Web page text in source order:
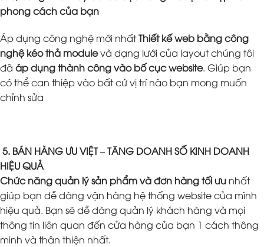
phong cách của bạn
Áp dụng công nghệ mới nhấtThiết kế web bằng công
nghệ kéo thả modulevà dạng lưới của layout chúng tôi
đã áp dụng thành công vào bố cục website. Giúp bạn
có thể can thiệp vào bất cứ vị trí nào bạn mong muốn
chỉnh sửa
5. BÁN HÀNG ƯU VIỆT – TĂNG DOANH SỐ KINH DOANH
HIỆU QUẢ
Chức năng quản lý sản phẩm và đơn hàng tối ưu nhất
giúp bạn dễ dàng vận hàng hệ thống website của mình
hiệu quả. Bạn sẽ dễ dàng quản lý khách hàng và mọi
thông tin liên quan đến cửa hàng của bạn 1 cách thông
minh và thân thiện nhất.